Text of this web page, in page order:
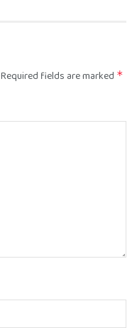
Required fields are marked *